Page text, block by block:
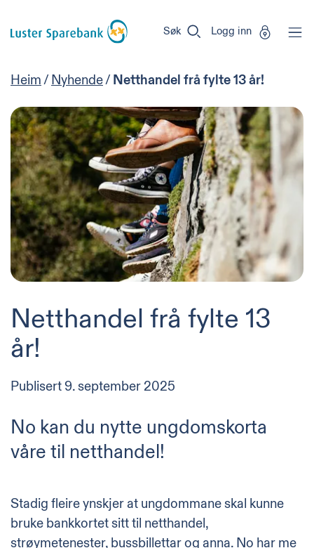
Sparebank
Søk Logg inn
Heim/ Nyhende/ Netthandel frå fylte 13 år!
Netthandel frå fylte 13
år!
Publisert 9. september 2025
No kan du nytte ungdomskorta
våre til netthandel!
Stadig fleire ynskjer at ungdommane skal kunne
bruke bankkortet sitt til netthandel,
strøymetenester, bussbillettar og anna. No har me
er
Miljøfyrtårn-